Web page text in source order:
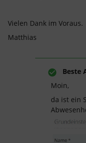
Vielen Dank im Voraus.
Matthias
Beste
Moin,
da ist ein